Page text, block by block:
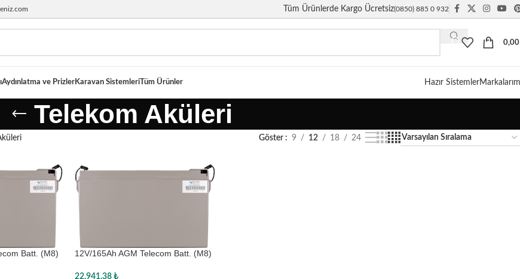
Tüm Ürünlerde Kargo Ücretsiz(0850) 885 0 932
Aydınlatma ve PrizlerKaravan SistemleriTüm Ürünler Hazır Sistemler
Telekom Aküleri
Göster 9 12 18 24
Batt. (M8) 12V/165Ah AGM Telecom Batt. (M8)
22.941,38 ₺